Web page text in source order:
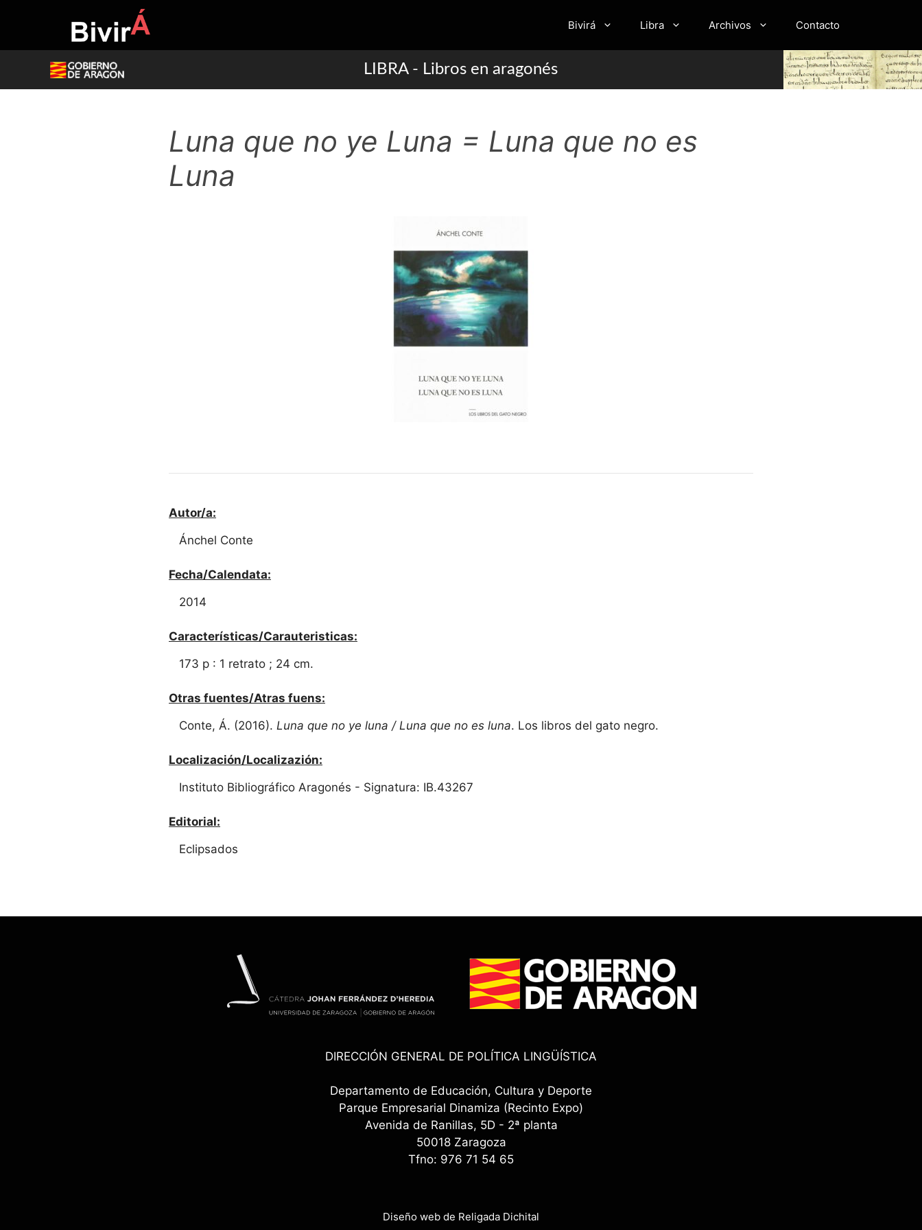
Bivirá Libra Archivos Contacto
LIBRA - Libros en aragonés
Luna que no ye Luna = Luna que no es
Luna
Autor/a:
Ánchel Conte
Fecha/Calendata:
2014
Características/Carauteristicas:
173 p : 1 retrato ; 24 cm.
Otras fuentes/Atras fuens:
Conte, Á. (2016). Luna que no ye luna / Luna que no es luna. Los libros del gato negro.
Localización/Localizazión:
Instituto Bibliográfico Aragonés - Signatura: IB.43267
Editorial:
Eclipsados
DIRECCIÓN GENERAL DE POLÍTICA LINGÜÍSTICA
Departamento de Educación, Cultura y Deporte
Parque Empresarial Dinamiza (Recinto Expo)
Avenida de Ranillas, 5D - 2ª planta
50018 Zaragoza
Tfno: 976 71 54 65
Diseño web de Religada Dichital